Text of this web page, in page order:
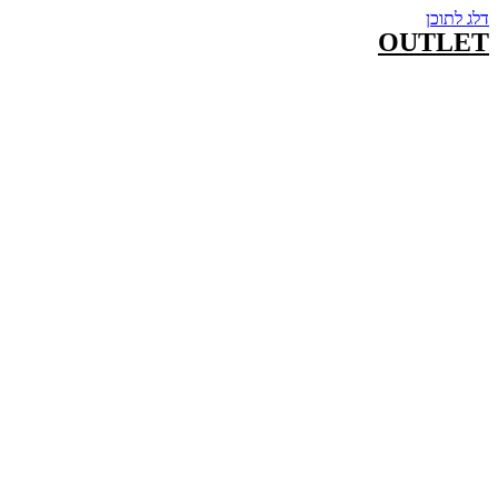
דלג לתוכן
OUTLET